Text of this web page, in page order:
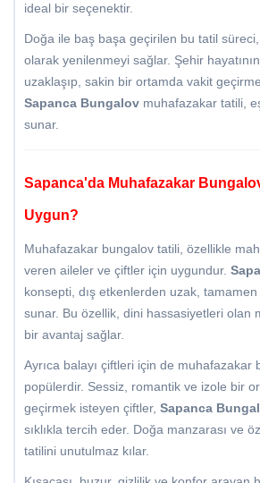
ideal bir seçenektir.
Doğa ile baş başa geçirilen bu tatil
olarak yenilenmeyi sağlar. Şehir
uzaklaşıp, sakin bir ortamda vakit
Sapanca Bungalov muhafazakar tatili,
sunar.
Sapanca'da Muhafazakar
Uygun?
Muhafazakar bungalov tatili, özellikle
veren aileler ve çiftler için uygundur.
konsepti, dış etkenlerden uzak, tamamen
sunar. Bu özellik, dini hassasiyetleri olan
bir avantaj sağlar.
Ayrıca balayı çiftleri için de muhafazakar
popülerdir. Sessiz, romantik ve izole bir
geçirmek isteyen çiftler, Sapanca
sıklıkla tercih eder. Doğa manzarası ve
tatilini unutulmaz kılar.